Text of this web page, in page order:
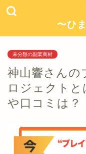
〜ひ
未分類の副業商材
神山響さんの
ロジェクトと
や口コミは？